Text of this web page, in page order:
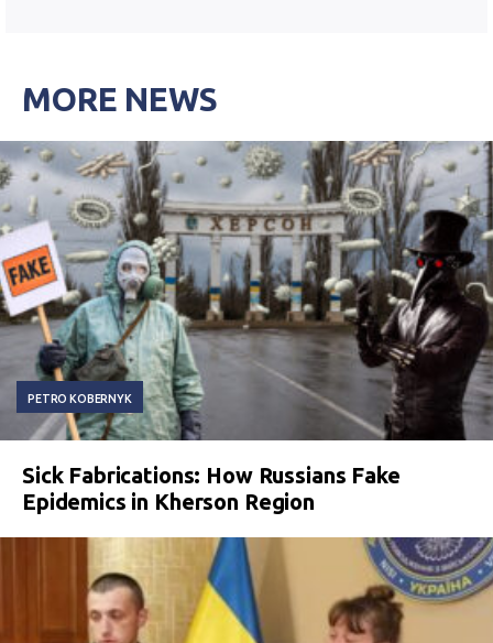
MORE NEWS
PETRO KOBERNYK
Sick Fabrications: How Russians Fake
Epidemics in Kherson Region